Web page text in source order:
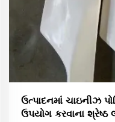
ઉત્પાદનમાં ચાઇનીઝ
ઉપયોગ કરવાના શ્રેષ્ઠ